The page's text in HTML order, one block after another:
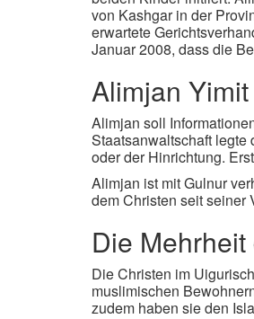
von Kashgar in der
erwartete
Januar 2008, dass die
Alimjan
Alimjan soll
Staatsanwaltschaft legte
oder der Hinrichtung.
Alimjan ist mit Gulnur
dem Christen seit seiner
Die
Die Christen im
muslimischen
zudem haben sie den